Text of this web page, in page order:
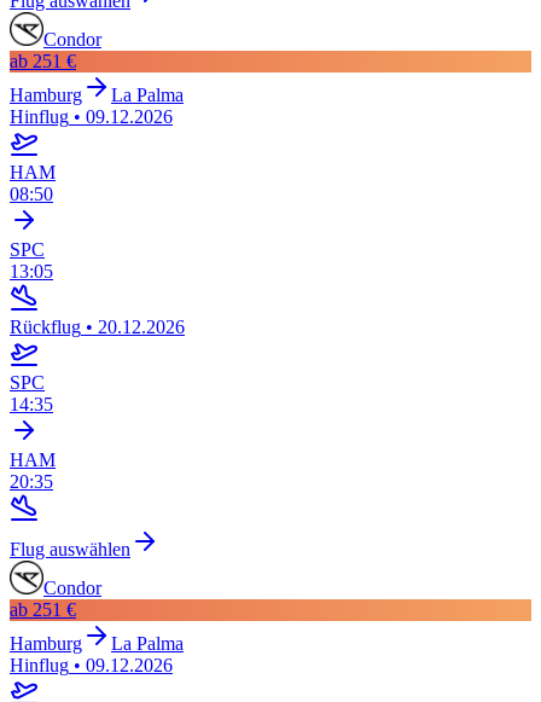
Condor
ab 251 €
Hamburg
La Palma
Hinflug • 09.12.2026
HAM
08:50
SPC
13:05
Rückflug • 20.12.2026
SPC
14:35
HAM
20:35
Flug auswählen
Condor
ab 251 €
Hamburg
La Palma
Hinflug • 09.12.2026